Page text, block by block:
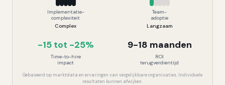
Implementatie-
complexiteit
Complex
Team-
adoptie
Langzaam
-15 tot -25%
Time-to-hire
impact
9-18 maanden
ROI
terugverdientijd
Gebaseerd op marktdata en ervaringen van vergelijkbare organisaties. Individuele
resultaten kunnen afwijken.